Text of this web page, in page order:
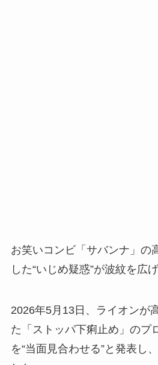
お笑いコンビ「サバンナ」の
した“いじめ疑惑”が波紋を広
2026年5月13日、ライオンが
た「ストッパ下痢止め」のプ
を“当面見合わせる”と発表し